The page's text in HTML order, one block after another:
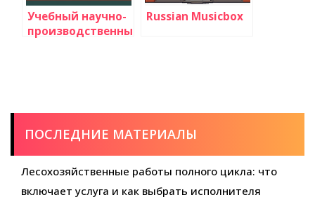
Учебный научно-
производственный
Russian Musicbox
ПОСЛЕДНИЕ МАТЕРИАЛЫ
Лесохозяйственные работы полного цикла: что
включает услуга и как выбрать исполнителя